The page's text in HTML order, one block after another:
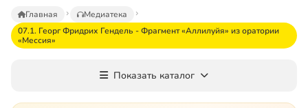
Главная
Медиатека
07.1. Георг Фридрих Гендель - Фрагмент «Аллилуйя» из оратории
«Мессия»
Показать каталог